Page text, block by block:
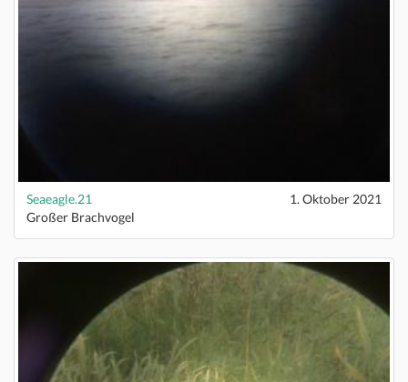
Seaeagle.21
1. Oktober 2021
Großer Brachvogel